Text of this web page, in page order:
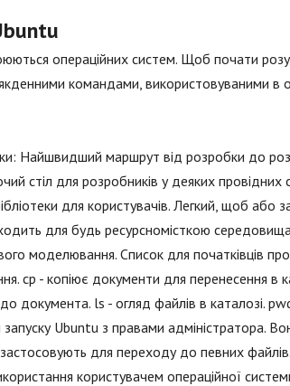
операційних систем. Щоб почати
командами, використовуваними в
Найшвидший маршрут від розробки до
стіл для розробників у деяких провідних
для користувачів. Легкий, щоб або
для будь ресурсномісткою
моделювання. Список для початківців
cp - копіює документи для перенесення в
документа. ls - огляд файлів в каталозі.
Ubuntu з правами адміністратора.
для переходу до певних
користувачем операційної